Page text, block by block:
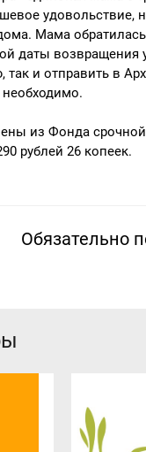
удовольствие,
Мама
даты возвращения
так и отправить в
необходимо.
из Фонда
рублей 26 копеек.
Обязательно